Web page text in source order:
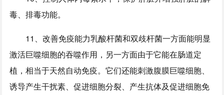
毒、排毒功能。
11、改善免疫能力乳酸杆菌和双歧杆菌一方面能明显
激活巨噬细胞的吞噬作用，另一方面由于它能在肠道定
植，相当于天然自动免疫。它们还能刺激腹膜巨噬细胞、
诱导产生干扰素、促进细胞分裂、产生抗体及促进细胞免